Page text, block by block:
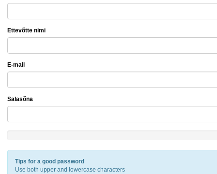
Ettevõtte nimi
E-mail
Salasõna
Tips for a good password
Use both upper and lowercase characters